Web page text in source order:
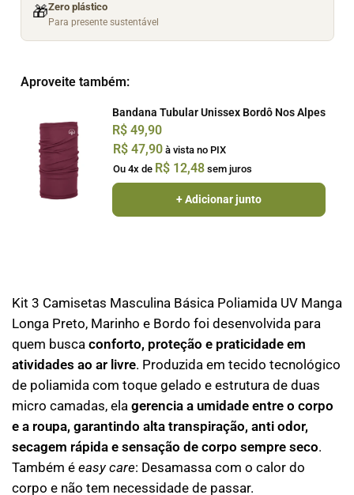
🎁Zero plástico
Para presente sustentável
Aproveite também:
Bandana Tubular Unissex Bordô Nos Alpes
R$ 49,90
R$ 47,90à vista no PIX
Ou 4x de R$ 12,48sem juros
+ Adicionar junto
Kit 3 Camisetas Masculina Básica Poliamida UV Manga
Longa Preto, Marinho e Bordo foi desenvolvida para
quem busca conforto, proteção e praticidade em
atividades ao ar livre. Produzida em tecido tecnológico
de poliamida com toque gelado e estrutura de duas
micro camadas, ela gerencia a umidade entre o corpo
e a roupa, garantindo alta transpiração, anti odor,
secagem rápida e sensação de corpo sempre seco.
Também é easy care: Desamassa com o calor do
corpo e não tem necessidade de passar.